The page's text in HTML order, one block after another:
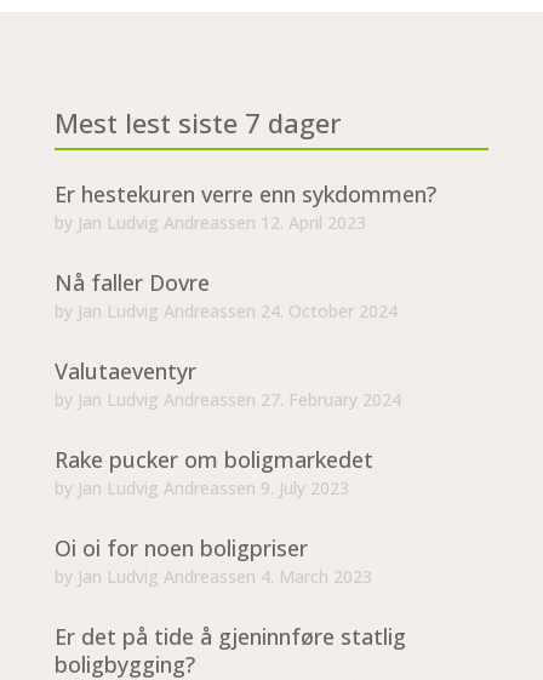
Mest lest siste 7 dager
Er hestekuren verre enn sykdommen?
by Jan Ludvig Andreassen 12. April 2023
Nå faller Dovre
by Jan Ludvig Andreassen 24. October 2024
Valutaeventyr
by Jan Ludvig Andreassen 27. February 2024
Rake pucker om boligmarkedet
by Jan Ludvig Andreassen 9. July 2023
Oi oi for noen boligpriser
by Jan Ludvig Andreassen 4. March 2023
Er det på tide å gjeninnføre statlig
boligbygging?